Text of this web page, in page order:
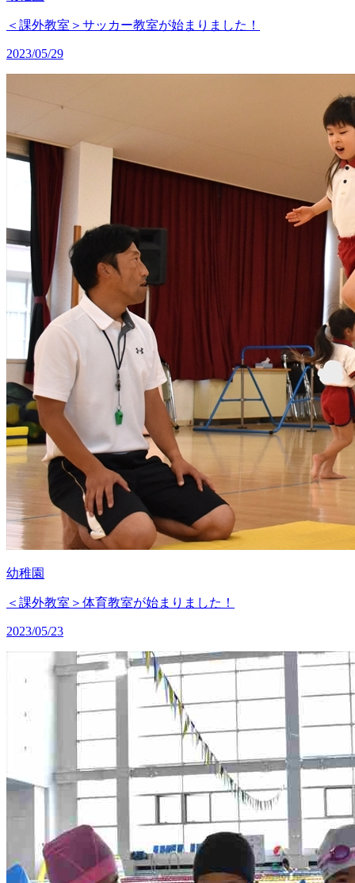
＜課外教室＞サッカー教室が始まりました！
2023/05/29
幼稚園
＜課外教室＞体育教室が始まりました！
2023/05/23